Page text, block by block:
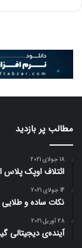
مطالب پر بازدید
18 جولای 2021
ائتلاف اوپک پلاس
14 جولای 2021
نکات ساده و
28 آوریل 2021
آینده‌ی دیجیتالی